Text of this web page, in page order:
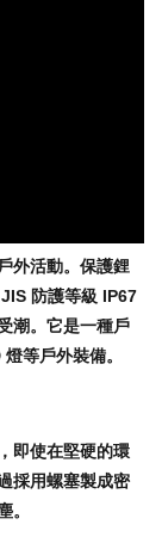
外活動。保護鋰
防護等級 IP67
潮。它是一種戶
等戶外裝備。
即使在堅硬的環
採用螺塞製成密
。